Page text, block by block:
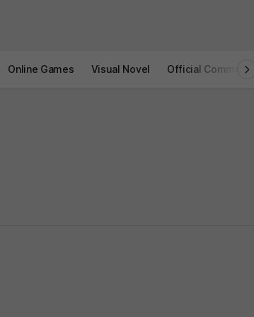
Online Games Visual Novel Official Community